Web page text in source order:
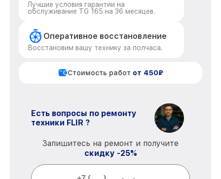
Лучшие условия гарантии на
обслуживание TG 165 на 36 месяцев.
Оперативное восстановление
Восстановим вашу технику за полчаса.
Стоимость работ от 450₽
Есть вопросы по ремонту
техники FLIR ?
Запишитесь на ремонт и получите
скидку -25%